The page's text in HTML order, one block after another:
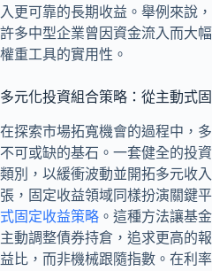
入更可靠的長期收益。舉例來說
許多中型企業曾因資金流入而大
權重工具的實用性。
多元化投資組合策略：從主動式
在探索市場拓寬機會的過程中，
不可或缺的基石。一套健全的投
類別，以緩衝波動並開拓多元收
張，固定收益領域同樣扮演關鍵
式固定收益策略 。這種方法讓基
主動調整債券持倉，追求更高的
益比，而非機械跟隨指數。在利